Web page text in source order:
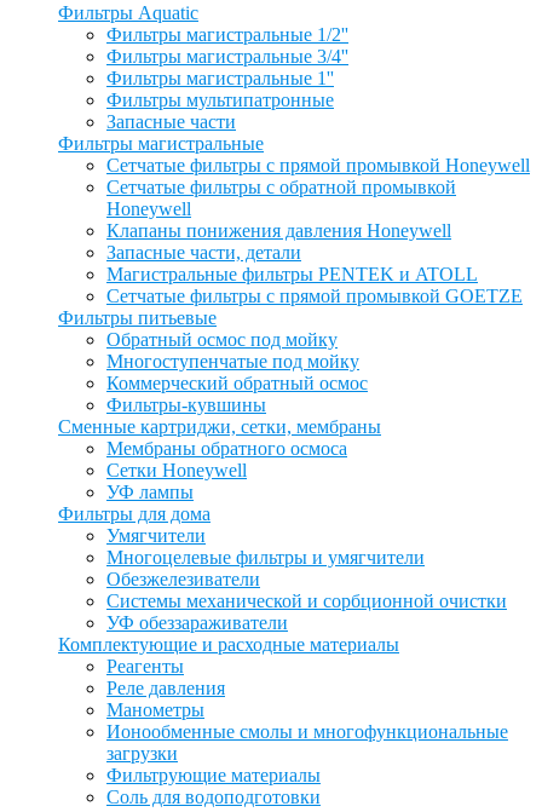
Фильтры Aquatic
Фильтры магистральные 1/2''
Фильтры магистральные 3/4''
Фильтры магистральные 1''
Фильтры мультипатронные
Запасные части
Фильтры магистральные
Сетчатые фильтры с прямой промывкой Honeywell
Сетчатые фильтры с обратной промывкой
Honeywell
Клапаны понижения давления Honeywell
Запасные части, детали
Магистральные фильтры PENTEK и ATOLL
Сетчатые фильтры с прямой промывкой GOETZE
Фильтры питьевые
Обратный осмос под мойку
Многоступенчатые под мойку
Коммерческий обратный осмос
Фильтры-кувшины
Сменные картриджи, сетки, мембраны
Мембраны обратного осмоса
Сетки Honeywell
УФ лампы
Фильтры для дома
Умягчители
Многоцелевые фильтры и умягчители
Обезжелезиватели
Системы механической и сорбционной очистки
УФ обеззараживатели
Комплектующие и расходные материалы
Реагенты
Реле давления
Манометры
Ионообменные смолы и многофункциональные
загрузки
Фильтрующие материалы
Соль для водоподготовки